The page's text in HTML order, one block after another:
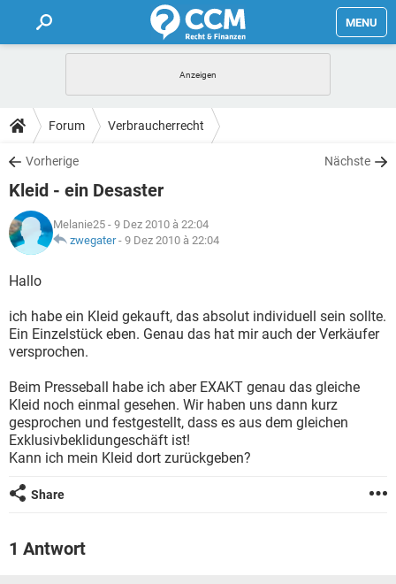
MENU
FORUM
TIPPS
Forum Verbraucherrecht
Vorherige Nächste
Kleid - ein Desaster
Melanie25 - 9 Dez 2010 à 22:04
zwegater- 9 Dez 2010 à 22:04
Hallo
ich habe ein Kleid gekauft, das absolut individuell sein sollte.
Ein Einzelstück eben. Genau das hat mir auch der Verkäufer
versprochen.
Beim Presseball habe ich aber EXAKT genau das gleiche
Kleid noch einmal gesehen. Wir haben uns dann kurz
gesprochen und festgestellt, dass es aus dem gleichen
Exklusivbeklidungeschäft ist!
Kann ich mein Kleid dort zurückgeben?
Share
1 Antwort